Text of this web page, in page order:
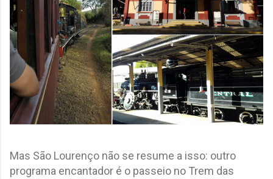
Mas São Lourenço não se resume a isso: outro
programa encantador é o passeio no Trem das